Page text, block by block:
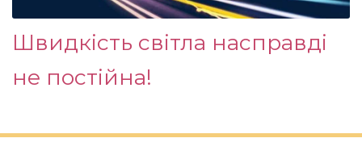
Швидкість світла насправді
не постійна!